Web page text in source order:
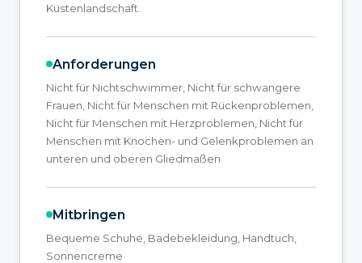
Küstenlandschaft.
Anforderungen
Nicht für Nichtschwimmer, Nicht für schwangere
Frauen, Nicht für Menschen mit Rückenproblemen,
Nicht für Menschen mit Herzproblemen, Nicht für
Menschen mit Knochen- und Gelenkproblemen an
unteren und oberen Gliedmaßen
Mitbringen
Bequeme Schuhe, Badebekleidung, Handtuch,
Sonnencreme